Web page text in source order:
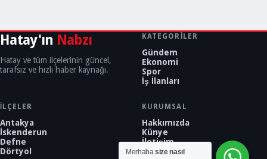
Hatay'ın Nabzı
Hatay ve tüm ilçelerinin güncel,
tarafsız ve hızlı haber kaynağı.
KATEGORILER
Gündem
Ekonomi
Spor
İş İlanları
İLÇELER
Antakya
İskenderun
Defne
Dörtyol
KURUMSAL
Hakkımızda
Künye
İletişim
Merhabasize nasıl